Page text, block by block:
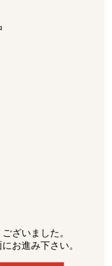
ざいました。
お進み下さい。